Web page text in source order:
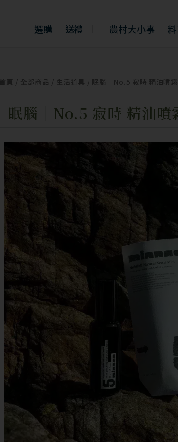
選購 送禮 農村大小事
首頁 / 全部商品 / 生活道具 / 眠腦｜No.5 寂時 精油噴霧
眠腦｜No.5 寂時 精油噴